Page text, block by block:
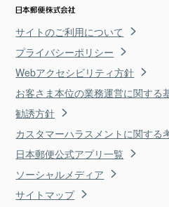
サイトのご利用について
プライバシーポリシー
Webアクセシビリティ方針
お客さま本位の業務運営に関する
勧誘方針
カスタマーハラスメントに関する
日本郵便公式アプリ一覧
ソーシャルメディア
サイトマップ